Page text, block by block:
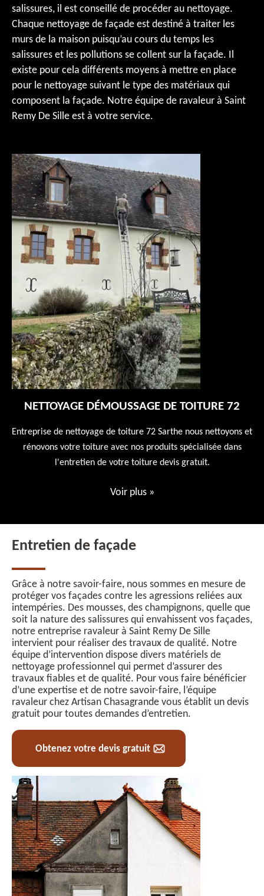
salissures, il est conseillé de procéder au nettoyage.
Chaque nettoyage de façade est destiné à traiter les
murs de la maison puisqu’au cours du temps les
salissures et les pollutions se collent sur la façade. Il
existe pour cela différents moyens à mettre en place
pour le nettoyage suivant le type des matériaux qui
composent la façade. Notre équipe de ravaleur à Saint
Remy De Sille est à votre service.
NETTOYAGE DÉMOUSSAGE DE TOITURE 72
Entreprise de nettoyage de toiture 72 Sarthe nous nettoyons et
rénovons votre toiture avec nos produits spécialisée dans
l'entretien de votre toiture devis gratuit.
Voir plus »
Entretien de façade
Grâce à notre savoir-faire, nous sommes en mesure de
protéger vos façades contre les agressions reliées aux
intempéries. Des mousses, des champignons, quelle que
soit la nature des salissures qui envahissent vos façades,
notre entreprise ravaleur à Saint Remy De Sille
intervient pour réaliser des travaux de qualité. Notre
équipe d’intervention dispose divers matériels de
nettoyage professionnel qui permet d’assurer des
travaux fiables et de qualité. Pour vous faire bénéficier
d’une expertise et de notre savoir-faire, l’équipe
ravaleur chez Artisan Chasagrande vous établit un devis
gratuit pour toutes demandes d’entretien.
Obtenez votre devis gratuit